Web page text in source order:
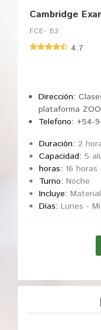
Cambridge
FCE- B2
4.7
Dirección:
plataforma
Telefono: +54-
Duración: 2
Capacidad: 5
horas: 16 horas
Turno: Noche
Incluye:
Días: Lunes -